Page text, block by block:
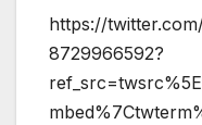
https://
8729966592?